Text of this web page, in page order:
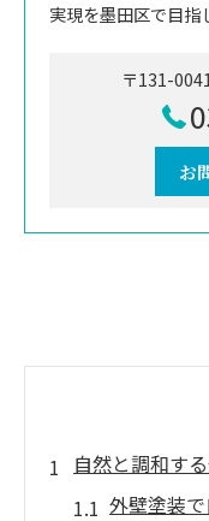
実現を墨田区で目指
〒131-
お
自然と調和す
外壁塗装